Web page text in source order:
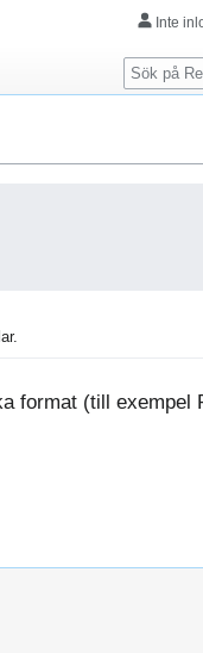
format (till exempel
Inte
Sök